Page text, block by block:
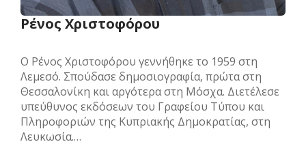
Ρένος Χριστοφόρου
Ο Ρένος Χριστοφόρου γεννήθηκε το 1959 στη
Λεμεσό. Σπούδασε δημοσιογραφία, πρώτα στη
Θεσσαλονίκη και αργότερα στη Μόσχα. Διετέλεσε
υπεύθυνος εκδόσεων του Γραφείου Τύπου και
Πληροφοριών της Κυπριακής Δημοκρατίας, στη
Λευκωσία.…